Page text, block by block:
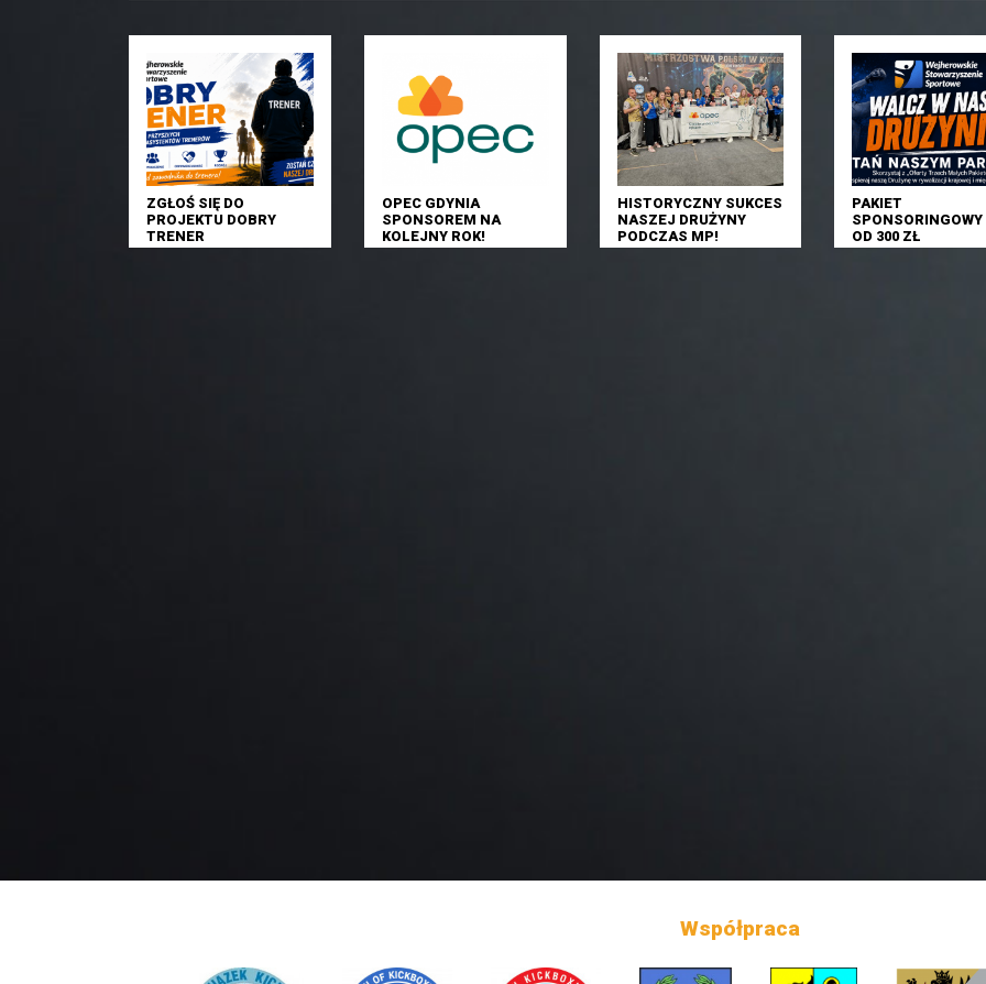
ZGŁOŚ SIĘ DO
PROJEKTU DOBRY
TRENER
OPEC GDYNIA
SPONSOREM NA
KOLEJNY ROK!
HISTORYCZNY SUKCES
NASZEJ DRUŻYNY
PODCZAS MP!
PAKIET
OD 300 ZŁ
Współpraca